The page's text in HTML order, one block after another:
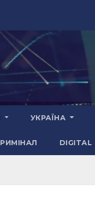
УКРАЇНА
DIGITAL